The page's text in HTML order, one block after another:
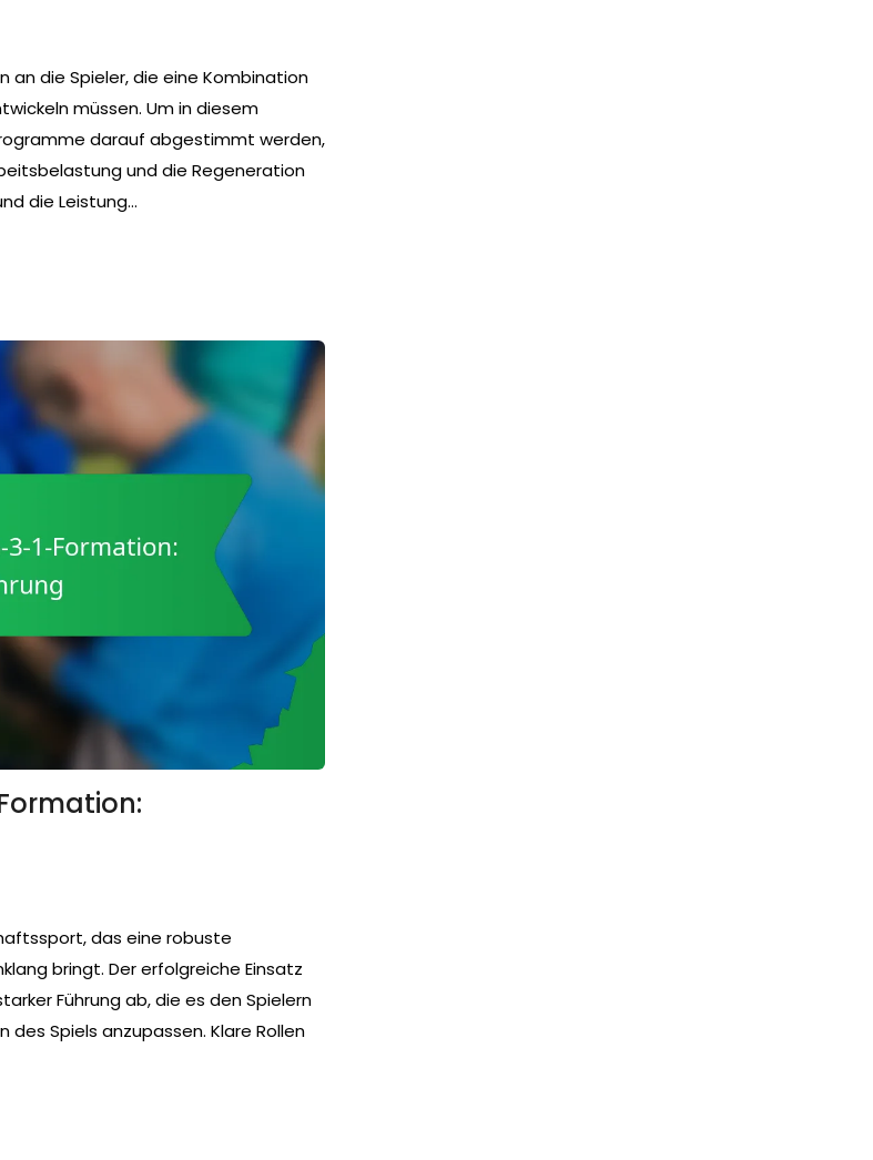
die Spieler, die eine Kombination
müssen. Um in diesem
darauf abgestimmt werden,
und die Regeneration
die Leistung…
das eine robuste
bringt. Der erfolgreiche Einsatz
Führung ab, die es den Spielern
Spiels anzupassen. Klare Rollen